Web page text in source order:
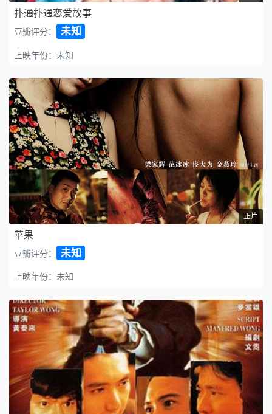
扑通扑通恋爱故事
豆瓣评分： 未知
上映年份：未知
正片
苹果
豆瓣评分： 未知
上映年份：未知